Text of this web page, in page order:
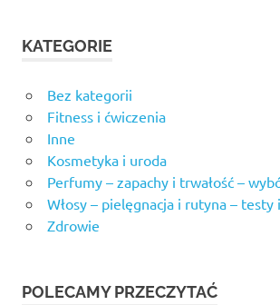
KATEGORIE
Bez kategorii
Fitness i ćwiczenia
Inne
Kosmetyka i uroda
Perfumy – zapachy i trwałość –
Włosy – pielęgnacja i rutyna – testy
Zdrowie
POLECAMY PRZECZYTAĆ